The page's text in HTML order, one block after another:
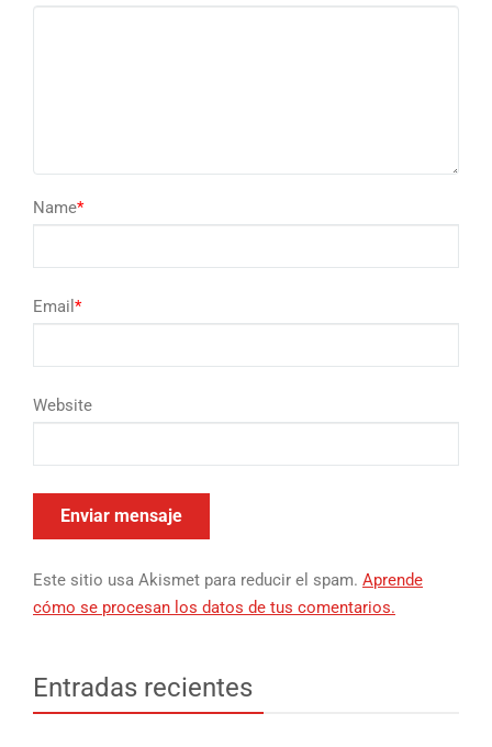
Name*
Email *
Website
Este sitio usa Akismet para reducir el spam. Aprende
cómo se procesan los datos de tus comentarios.
Entradas recientes